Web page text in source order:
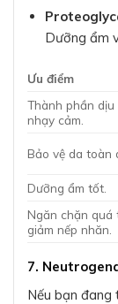
Dưỡng ẩm
Ưu điểm
Thành phần
nhạy cảm.
Bảo vệ da toàn
Dưỡng ẩm tốt.
Ngăn chặn quá
giảm nếp nhăn.
7.
Nếu bạn đang